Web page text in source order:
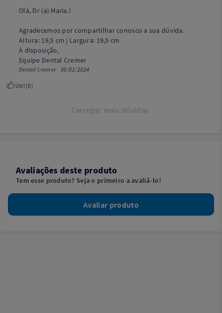
Olá, Dr (a) Maria.!
Agradecemos por compartilhar conosco a sua dúvida.
Altura: 19,5 cm | Largura: 19,5 cm
À disposição,
Equipe Dental Cremer
Dental Cremer30/01/2024
Útil (0)
Carregar mais dúvidas
Avaliações deste produto
Tem esse produto? Seja o primeiro a avaliá-lo!
Avaliar produto